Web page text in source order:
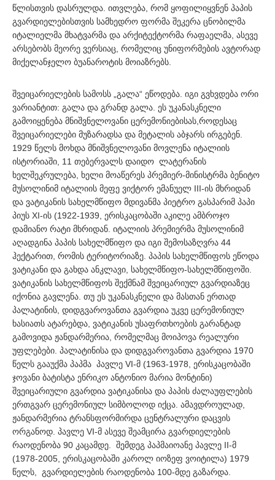
წლისთვის დასრულდა. ითვლება, რომ ყოფილიყვნენ პაპის
გვარდიელებისთვის სამხედრო ფორმა შეკერა ცნობილმა
იტალიელმა მხატვარმა და არქიტექტორმა რაფაელმა, ასევე
არსებობს მეორე ვერსიაც, რომელიც უნიფორმების ავტორად
მიქელანჯელო ბუანაროტის მოიაზრებს.
შვეიცარიელების სამოსს „გალა“ ეწოდება. იგი გვხვდება ორი
ვარიანტით: გალა და გრანდ გალა. ეს უკანასკნელი
გამოიყენება მნიშვნელოვანი ცერემონიებისას,როდესაც
შვეიცარიელები მუზარადსა და მეტალის აბჯარს ირგებენ.
1929 წელს მოხდა მნიშვნელოვანი მოვლენა იტალიის
ისტორიაში, 11 თებერვალს დაიდო ლატერანის
ხელშეკრულება, ხელი მოაწერეს პრემიერ-მინისტრმა ბენიტო
მუსოლინიმ იტალიის მეფე ვიქტორ ემანუელ III-ის მხრიდან
და ვატიკანის სახელმწიფო მდივანმა პიეტრო გასპარიმ პაპი
პიუს XI-ის (1922-1939, ერისკაცობაში აკილე ამბროჯო
დამიანო რატი მხრიდან. იტალიის პრემიერმა მუსოლინიმ
აღადგინა პაპის სახელმწიფო და იგი შემოსაზღვრა 44
ჰექტარით, რომის ტერიტორიაზე. პაპის სახელმწიფოს ეწოდა
ვატიკანი და გახდა ანკლავი, სახელმწიფო-სახელმწიფოში.
ვატიკანის სახელმწიფოს შექმნამ შვეიცარიულ გვარდიაზეც
იქონია გავლენა. თუ ეს უკანასკნელი და მასთან ერთად
პალატინის, დიდგვაროვანთა გვარდია უკვე ცერემონიულ
ხასიათს ატარებდა, ვატიკანის უსაფრთხოების გარანტად
გამოვიდა ჟანდარმერია, რომელმაც მოიპოვა რეალური
უფლებები. პალატინისა და დიდგვაროვანთა გვარდია 1970
წელს გააუქმა პაპმა პავლე VI-მ (1963-1978, ერისკაცობაში
ჯოვანი ბატისტა ენრიკო ანტონიო მარია მონტინი)
შვეიცარიული გვარდია ვატიკანისა და პაპის ძალაუფლების
ერთგვარ ცერემონიულ სიმბოლოდ იქცა. ამავდროულად,
ჟანდარმერია ტრანსფორმირდა ცენტრალური დაცვის
ორგანოდ. პავლე VI-მ ასევე შეამცირა გვარდიელების
რაოდენობა 90 კაცამდე. შემდეგ პაპმაიოანე პავლე II-მ
(1978-2005, ერისკაცობაში კაროლ იოზეფ ვოიტილა) 1979
წელს, გვარდიელების რაოდენობა 100-მდე გაზარდა.